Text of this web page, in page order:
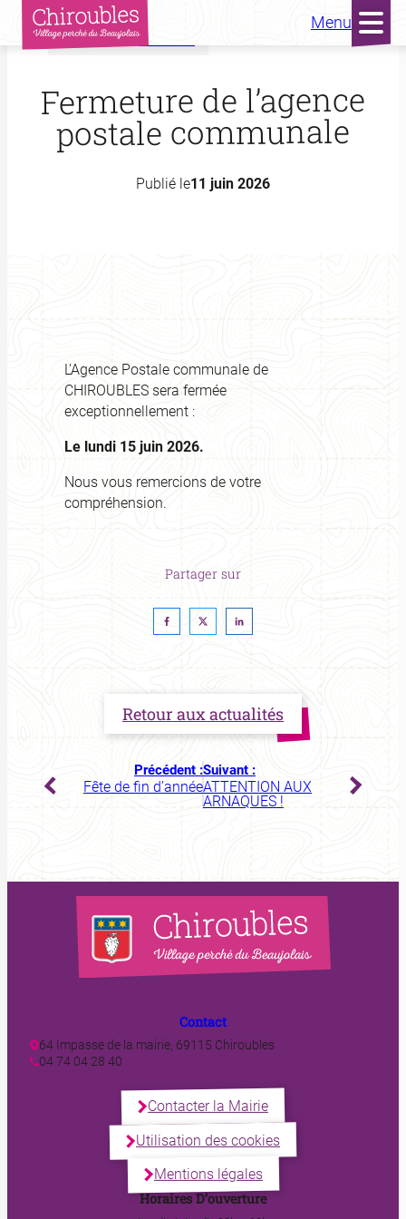
Aller
contenu
Menu
Accueil Actualités
Fermeture de l’agence
postale communale
Publié le11 juin 2026
L’Agence Postale communale de
CHIROUBLES sera fermée
exceptionnellement :
Le lundi 15 juin 2026.
Nous vous remercions de votre
compréhension.
Partager sur
Retour aux actualités
Précédent :
Fête de fin d’année
Suivant :
ATTENTION AUX
ARNAQUES !
Contact
64 Impasse de la mairie, 69115 Chiroubles
04 74 04 28 40
Contacter la Mairie
Utilisation des cookies
Mentions légales
Horaires D’ouverture